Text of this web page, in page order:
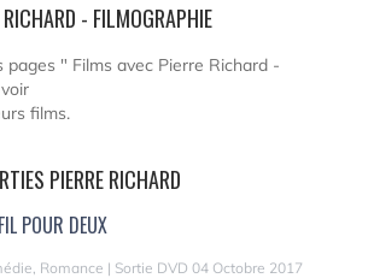
- FILMOGRAPHIE
pages " Films avec Pierre Richard -
films.
PIERRE RICHARD
POUR DEUX
Romance | Sortie DVD 04 Octobre 2017